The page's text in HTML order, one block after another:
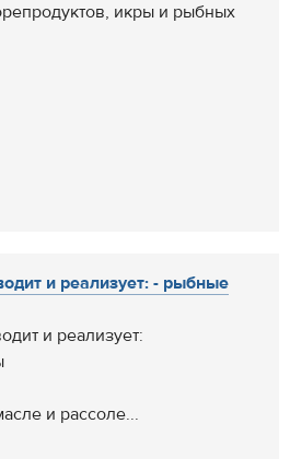
икры и рыбных
и реализует: - рыбные
и реализует:
и рассоле...